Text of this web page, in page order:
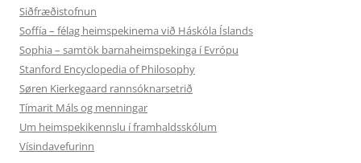
Siðfræðistofnun
Soffía – félag heimspekinema við Háskóla Íslands
Sophia – samtök barnaheimspekinga í Evrópu
Stanford Encyclopedia of Philosophy
Søren Kierkegaard rannsóknarsetrið
Tímarit Máls og menningar
Um heimspekikennslu í framhaldsskólum
Vísindavefurinn